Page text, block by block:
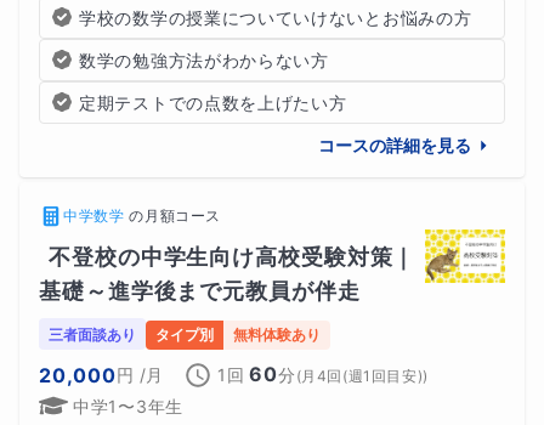
学校の数学の授業についていけないとお悩みの方
数学の勉強方法がわからない方
定期テストでの点数を上げたい方
コースの詳細を見る
中学数学 の 月額コース
不登校の中学生向け高校受験対策｜
基礎～進学後まで元教員が伴走
三者面談あり タイプ別 無料体験あり
20,000円 /月 1回 60分 ( 月4回(週1回目安))
中学1〜3年生